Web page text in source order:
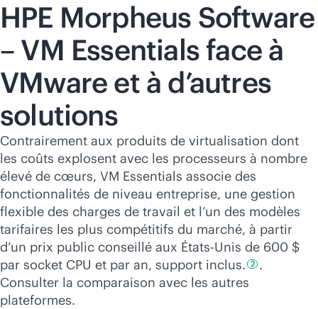
HPE Morpheus Software
– VM Essentials face à
VMware et à d’autres
solutions
Contrairement aux produits de virtualisation dont
les coûts explosent avec les processeurs à nombre
élevé de cœurs, VM Essentials associe des
fonctionnalités de niveau entreprise, une gestion
flexible des charges de travail et l’un des modèles
tarifaires les plus compétitifs du marché, à partir
d’un prix public conseillé aux États-Unis de 600 $
par socket CPU et par an, support inclus. 2 .
Consulter la comparaison avec les autres
plateformes.